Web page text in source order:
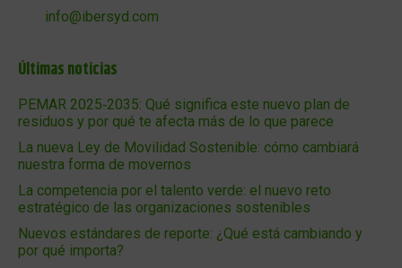
info@ibersyd.com
Últimas noticias
PEMAR 2025‑2035: Qué significa este nuevo plan de
residuos y por qué te afecta más de lo que parece
La nueva Ley de Movilidad Sostenible: cómo cambiará
nuestra forma de movernos
La competencia por el talento verde: el nuevo reto
estratégico de las organizaciones sostenibles
Nuevos estándares de reporte: ¿Qué está cambiando y
por qué importa?